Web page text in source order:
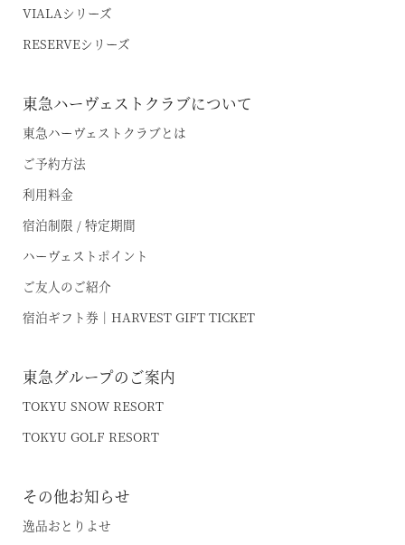
VIALAシリーズ
RESERVEシリーズ
東急ハーヴェストクラブについて
東急ハーヴェストクラブとは
ご予約方法
利用料金
宿泊制限 / 特定期間
ハーヴェストポイント
ご友人のご紹介
宿泊ギフト券｜HARVEST GIFT TICKET
東急グループのご案内
TOKYU SNOW RESORT
TOKYU GOLF RESORT
その他お知らせ
逸品おとりよせ